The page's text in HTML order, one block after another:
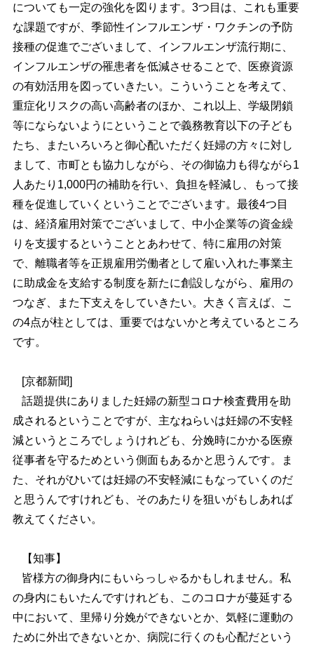
についても一定の強化を図ります。3つ目は、これも重要
な課題ですが、季節性インフルエンザ・ワクチンの予防
接種の促進でございまして、インフルエンザ流行期に、
インフルエンザの罹患者を低減させることで、医療資源
の有効活用を図っていきたい。こういうことを考えて、
重症化リスクの高い高齢者のほか、これ以上、学級閉鎖
等にならないようにということで義務教育以下の子ども
たち、またいろいろと御心配いただく妊婦の方々に対し
まして、市町とも協力しながら、その御協力も得ながら1
人あたり1,000円の補助を行い、負担を軽減し、もって接
種を促進していくということでございます。最後4つ目
は、経済雇用対策でございまして、中小企業等の資金繰
りを支援するということとあわせて、特に雇用の対策
で、離職者等を正規雇用労働者として雇い入れた事業主
に助成金を支給する制度を新たに創設しながら、雇用の
つなぎ、また下支えをしていきたい。大きく言えば、こ
の4点が柱としては、重要ではないかと考えているところ
です。
[京都新聞]
話題提供にありました妊婦の新型コロナ検査費用を助
成されるということですが、主なねらいは妊婦の不安軽
減というところでしょうけれども、分娩時にかかる医療
従事者を守るためという側面もあるかと思うんです。ま
た、それがひいては妊婦の不安軽減にもなっていくのだ
と思うんですけれども、そのあたりを狙いがもしあれば
教えてください。
【知事】
皆様方の御身内にもいらっしゃるかもしれません。私
の身内にもいたんですけれども、このコロナが蔓延する
中において、里帰り分娩ができないとか、気軽に運動の
ために外出できないとか、病院に行くのも心配だという